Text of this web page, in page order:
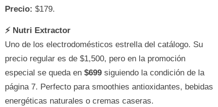
Precio: $179.
⚡ Nutri Extractor
Uno de los electrodomésticos estrella del catálogo. Su
precio regular es de $1,500, pero en la promoción
especial se queda en $699 siguiendo la condición de la
página 7. Perfecto para smoothies antioxidantes, bebidas
energéticas naturales o cremas caseras.